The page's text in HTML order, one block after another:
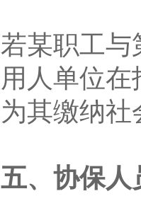
若某职工与
用人单位
为其缴纳社
五、协保人